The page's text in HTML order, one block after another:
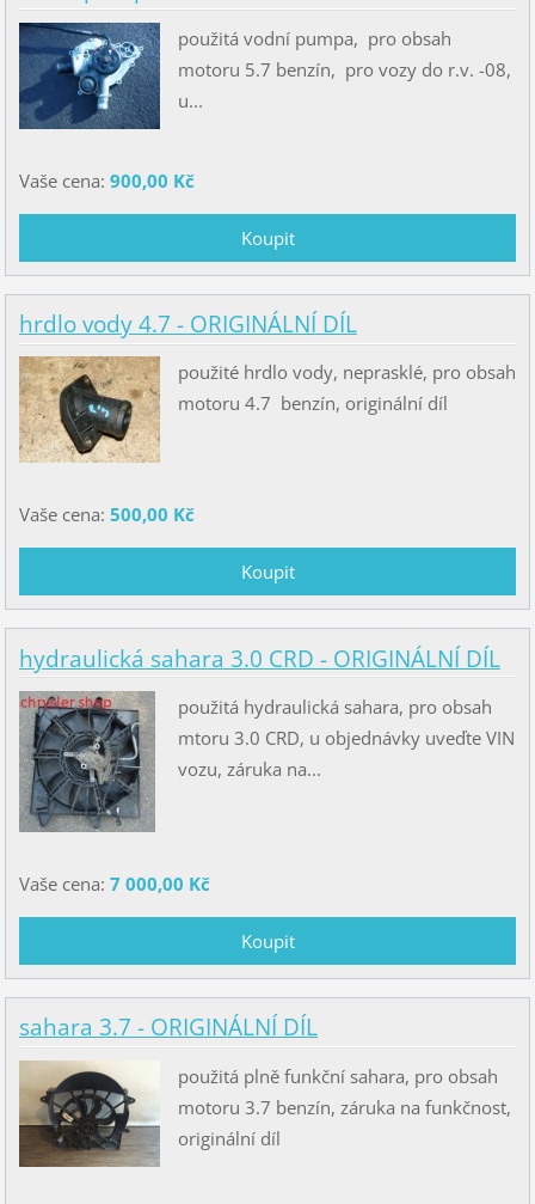
použitá vodní pumpa, pro obsah
motoru 5.7 benzín, pro vozy do r.v. -08,
u...
Vaše cena: 900,00 Kč
hrdlo vody 4.7 - ORIGINÁLNÍ DÍL
použité hrdlo vody, neprasklé, pro obsah
motoru 4.7 benzín, originální díl
Vaše cena: 500,00 Kč
hydraulická sahara 3.0 CRD - ORIGINÁLNÍ DÍL
použitá hydraulická sahara, pro obsah
mtoru 3.0 CRD, u objednávky uveďte VIN
vozu, záruka na...
Vaše cena: 7 000,00 Kč
sahara 3.7 - ORIGINÁLNÍ DÍL
použitá plně funkční sahara, pro obsah
motoru 3.7 benzín, záruka na funkčnost,
originální díl